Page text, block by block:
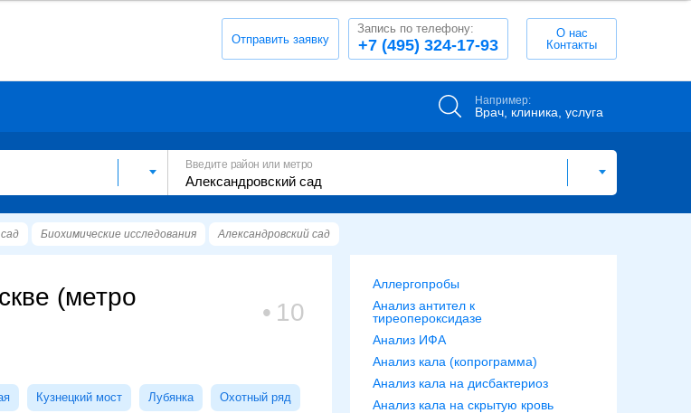
Отправить заявку +7 (495) 324-17-93
Запись по телефону:
О нас
Контакты
Например:
Врач, клиника, услуга
Введите район или метро
Биохимические исследования Александровский сад
(метро
10
Кузнецкий мост Лубянка Охотный ряд
Аллергопробы
Анализ антител к
тиреопероксидазе
Анализ ИФА
Анализ кала (копрограмма)
Анализ кала на дисбактериоз
Анализ кала на скрытую кровь